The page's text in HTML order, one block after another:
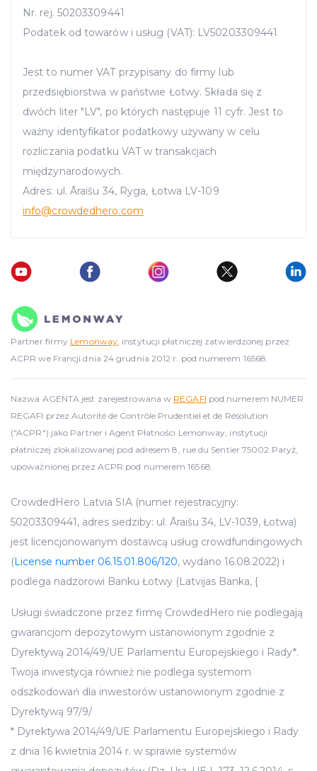
Nr. rej. 50203309441
Podatek od towarów i usług (VAT): LV50203309441
Jest to numer VAT przypisany do firmy lub
przedsiębiorstwa w państwie Łotwy. Składa się z
dwóch liter "LV", po których następuje 11 cyfr. Jest to
ważny identyfikator podatkowy używany w celu
rozliczania podatku VAT w transakcjach
międzynarodowych.
Adres: ul. Āraišu 34, Ryga, Łotwa LV-109
info@crowdedhero.com
Partner firmy Lemonway, instytucji płatniczej zatwierdzonej przez
ACPR we Francji dnia 24 grudnia 2012 r. pod numerem 16568.
Nazwa AGENTA jest zarejestrowana w REGAFI pod numerem NUMER
REGAFI przez Autorité de Contrôle Prudentiel et de Résolution
("ACPR") jako Partner i Agent Płatności Lemonway, instytucji
płatniczej zlokalizowanej pod adresem 8, rue du Sentier 75002 Paryż,
upoważnionej przez ACPR pod numerem 16568.
CrowdedHero Latvia SIA (numer rejestracyjny:
50203309441, adres siedziby: ul. Āraišu 34, LV-1039, Łotwa)
jest licencjonowanym dostawcą usług crowdfundingowych
(License number 06.15.01.806/120, wydano 16.08.2022) i
podlega nadzorowi Banku Łotwy (Latvijas Banka, {
Usługi świadczone przez firmę CrowdedHero nie podlegają
gwarancjom depozytowym ustanowionym zgodnie z
Dyrektywą 2014/49/UE Parlamentu Europejskiego i Rady*.
Twoja inwestycja również nie podlega systemom
odszkodowań dla inwestorów ustanowionym zgodnie z
Dyrektywą 97/9/
* Dyrektywa 2014/49/UE Parlamentu Europejskiego i Rady
z dnia 16 kwietnia 2014 r. w sprawie systemów